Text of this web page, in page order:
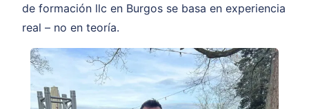
de formación llc en Burgos se basa en experiencia
real – no en teoría.